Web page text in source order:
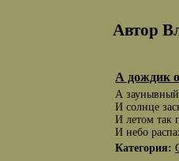
Автор
А дождик
А
И солнце
И летом так
И небо
Категория: